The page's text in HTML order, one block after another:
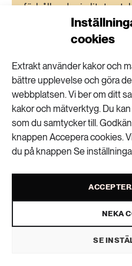
cookies
Extrakt använder kakor och
bättre upplevelse och göra
webbplatsen. Vi ber om ditt
kakor och mätverktyg. Du
som du samtycker till.
knappen Accepera cookies.
du på knappen Se
NEKA
SE
förhållandevis litet
på marknaden märker
intresse för svensk
Gyllhamn.
Kraftverket Ocean
Ocean består av ett
kallt vatten leds in på
bärarvätska, som
den varma respektive